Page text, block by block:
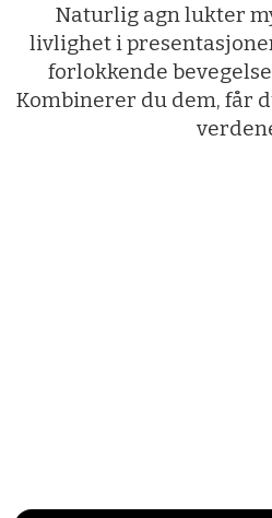
Naturlig agn lukter
livlighet i
forlokkende
Kombinerer du dem, får